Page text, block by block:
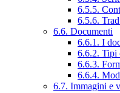
6.5.5.
6.5.6.
6.6. Documenti
6.6.1. I
6.6.2. Tipi
6.6.3.
6.6.4.
6.7. Immagini e